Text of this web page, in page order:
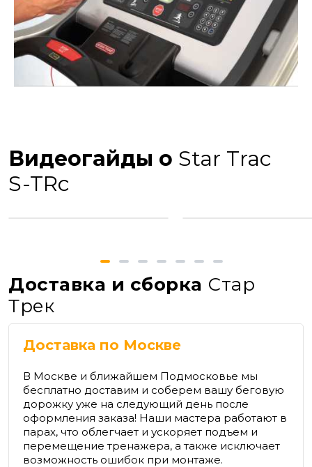
Видеогайды о Star Trac
S-TRc
Доставка и сборка Стар
Трек
Доставка по Москве
В Москве и ближайшем Подмосковье мы
бесплатно доставим и соберем вашу беговую
дорожку уже на следующий день после
оформления заказа! Наши мастера работают в
парах, что облегчает и ускоряет подъем и
перемещение тренажера, а также исключает
возможность ошибок при монтаже.